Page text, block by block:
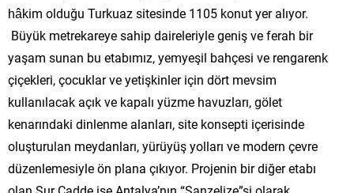
hâkim olduğu Turkuaz sitesinde 1105 konut yer alıyor.
Büyük metrekareye sahip daireleriyle geniş ve ferah bir
yaşam sunan bu etabımız, yemyeşil bahçesi ve rengarenk
çiçekleri, çocuklar ve yetişkinler için dört mevsim
kullanılacak açık ve kapalı yüzme havuzları, gölet
kenarındaki dinlenme alanları, site konsepti içerisinde
oluşturulan meydanları, yürüyüş yolları ve modern çevre
düzenlemesiyle ön plana çıkıyor. Projenin bir diğer etabı